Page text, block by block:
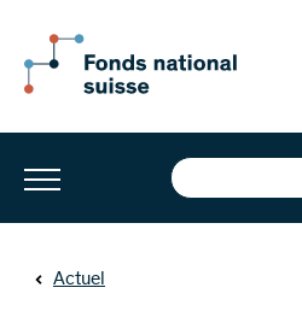
Actuel